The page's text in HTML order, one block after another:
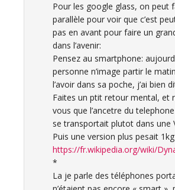
Pour les google glass, on peut
parallèle pour voir que c’est
pas en avant pour faire un
dans l’avenir:
Pensez au smartphone:
personne n’image partir le
l’avoir dans sa poche, j’ai bien
Faites un ptit retour mental, et
vous que l’ancetre du
se transportait plutot dans une
Puis une version plus pesait 1kg
https://fr.wikipedia.org/wiki/
*
La je parle des téléphones